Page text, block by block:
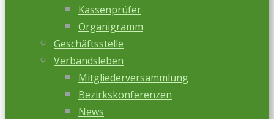
Kassenprüfer
Organigramm
Geschäftsstelle
Verbandsleben
Mitgliederversammlung
Bezirkskonferenzen
News